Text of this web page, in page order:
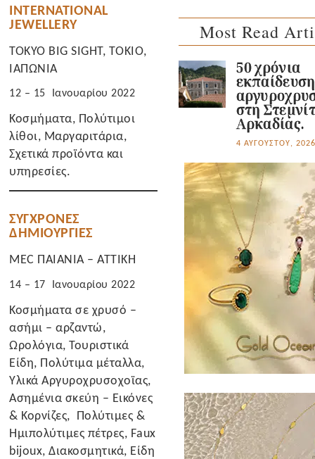
INTERNATIONAL
JEWELLERY
TOKYO BIG SIGHT, ΤΟΚΙΟ,
ΙΑΠΩΝΙΑ
12 – 15 Ιανουαρίου 2022
Κοσμήματα, Πολύτιμοι
λίθοι, Μαργαριτάρια,
Σχετικά προϊόντα και
υπηρεσίες.
ΣΥΓΧΡΟΝΕΣ
ΔΗΜΙΟΥΡΓΙΕΣ
MEC ΠΑΙΑΝΙΑ – ΑΤΤΙΚΗ
14 – 17 Ιανουαρίου 2022
Κοσμήματα σε χρυσό –
ασήμι – αρζαντώ,
Ωρολόγια, Τουριστικά
Είδη, Πολύτιμα μέταλλα,
Υλικά Αργυροχρυσοχοϊας,
Ασημένια σκεύη – Εικόνες
& Κορνίζες, Πολύτιμες &
Ημιπολύτιμες πέτρες, Faux
bijoux, Διακοσμητικά, Είδη
Most Read
50 χρόνια
εκπαίδευση
στη
Αρκαδίας.
4 ΑΥΓΟΎΣΤΟΥ, 2026